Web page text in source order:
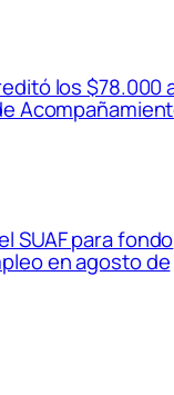
los $78.000
SUAF para fondo
en agosto de